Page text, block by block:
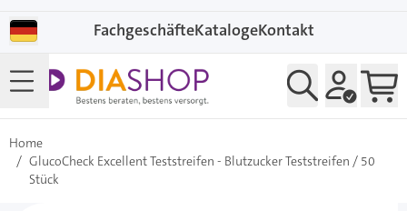
FachgeschäfteKatalogeKontakt
Home
/ GlucoCheck Excellent Teststreifen - Blutzucker Teststreifen / 50
Stück